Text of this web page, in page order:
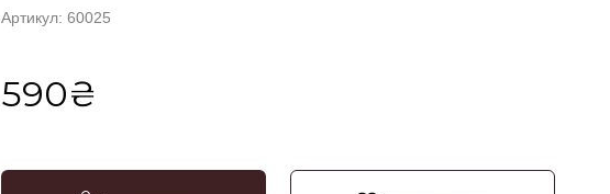
Артикул: 60025
590₴